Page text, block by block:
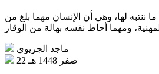
ننتبه لها، وهي أن الإنسان مهما بلغ من
ماجد الجريوي
22 صفر 1448 هـ